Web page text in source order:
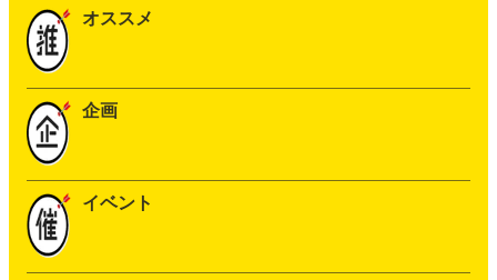
オススメ
企画
イベント